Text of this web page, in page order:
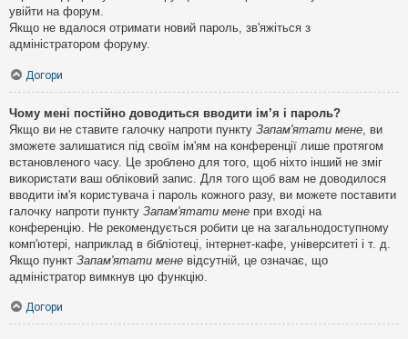
увійти на форум.
Якщо не вдалося отримати новий пароль, зв'яжіться з
адміністратором форуму.
Догори
Чому мені постійно доводиться вводити ім’я і пароль?
Якщо ви не ставите галочку напроти пункту Запам'ятати мене , ви
зможете залишатися під своїм ім'ям на конференції лише протягом
встановленого часу. Це зроблено для того, щоб ніхто інший не зміг
використати ваш обліковий запис. Для того щоб вам не доводилося
вводити ім'я користувача і пароль кожного разу, ви можете поставити
галочку напроти пункту Запам'ятати мене при вході на
конференцію. Не рекомендується робити це на загальнодоступному
комп'ютері, наприклад в бібліотеці, інтернет-кафе, університеті і т. д.
Якщо пункт Запам'ятати мене відсутній, це означає, що
адміністратор вимкнув цю функцію.
Догори